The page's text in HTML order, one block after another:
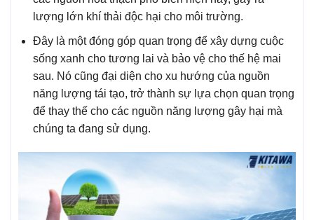
lượng lớn khí thải độc hại cho môi trường.
Đây là một đóng góp quan trọng để xây dựng cuộc
sống xanh cho tương lai và bảo vệ cho thế hệ mai
sau. Nó cũng đại diện cho xu hướng của nguồn
năng lượng tái tạo, trở thành sự lựa chọn quan trọng
để thay thế cho các nguồn năng lượng gây hại mà
chúng ta đang sử dụng.